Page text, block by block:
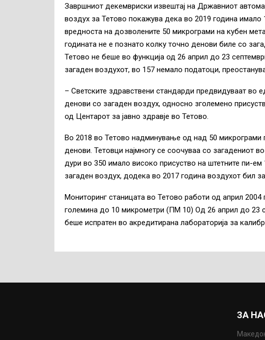
Завршниот декемвриски извештај на Државниот
воздух за Тетово покажува дека во 2019 година
вредноста на дозволените 50 микрограми на кубен
годината не е познато колку точно денови биле со
Тетово не беше во функција од 26 април до 23
загаден воздухот, во 157 немало податоци,
– Светските здравствени стандарди предвидуваат во
денови со загаден воздух, односно зголемено
од Центарот за јавно здравје во Тетово.
Во 2018 во Тетово надминување од над 50 микрограми
денови. Тетовци најмногу се соочуваа со загадениот
дури во 350 имало високо присуство на штетните пи-
загаден воздух, додека во 2017 година воздухот бил
Мониторинг станицата во Тетово работи од април
големина до 10 микрометри (ПМ 10) Од 26 април до 23
беше испратен во акредитирана лабораторија за
ЗА